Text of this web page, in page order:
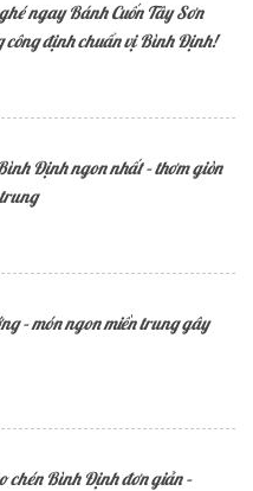
ngay Bánh Cuốn Tây Sơn
công định chuẩn vị Bình Định!
Định ngon nhất – thơm giòn
– món ngon miền trung gây
chén Bình Định đơn giản –